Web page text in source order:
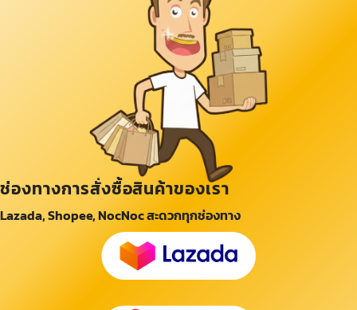
ช่องทางการสั่งซื้อสินค้าของเรา
Lazada, Shopee, NocNoc สะดวกทุกช่องทาง